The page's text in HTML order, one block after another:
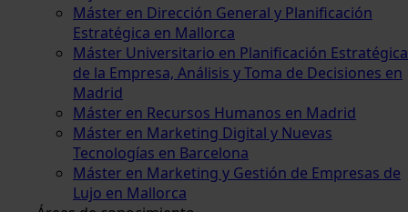
Máster en Dirección General y Planificación
Estratégica en Mallorca
Máster Universitario en Planificación Estratégica
de la Empresa, Análisis y Toma de Decisiones en
Madrid
Máster en Recursos Humanos en Madrid
Máster en Marketing Digital y Nuevas
Tecnologías en Barcelona
Máster en Marketing y Gestión de Empresas de
Lujo en Mallorca